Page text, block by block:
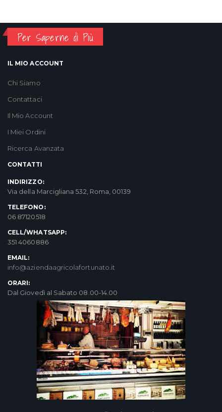
Per Saperne di Più
IL MIO ACCOUNT
Chi Siamo
Contattaci
Il Mio Account
I Miei Ordini
Ricerca Avanzata
CONTATTI
INDIRIZZO:
Via della Marcigliana 532, Roma, 00139
TELEFONO:
06 87120518
CELL/WHATSAPP:
351 4060886
EMAIL:
info@aziendaagricolafortunato.it
ORARI:
Dal Giovedì al Sabato 08.00-14.00